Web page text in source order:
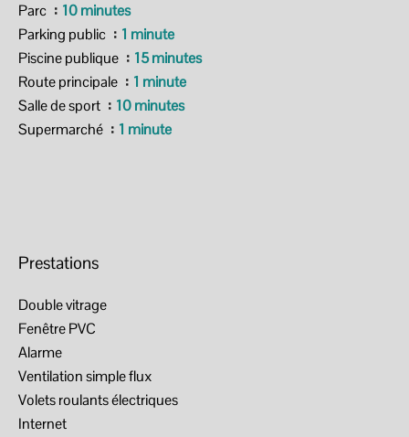
Parc
10 minutes
Parking public
1 minute
Piscine publique
15 minutes
Route principale
1 minute
Salle de sport
10 minutes
Supermarché
1 minute
Prestations
Double vitrage
Fenêtre PVC
Alarme
Ventilation simple flux
Volets roulants électriques
Internet